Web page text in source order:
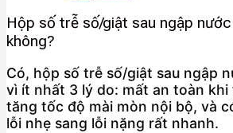
Hộp số trễ số/giật sau ngập
không?
Có, hộp số trễ số/giật sau ngập
vì ít nhất 3 lý do: mất an toàn
tăng tốc độ mài mòn nội bộ, và
lỗi nhẹ sang lỗi nặng rất nhanh.